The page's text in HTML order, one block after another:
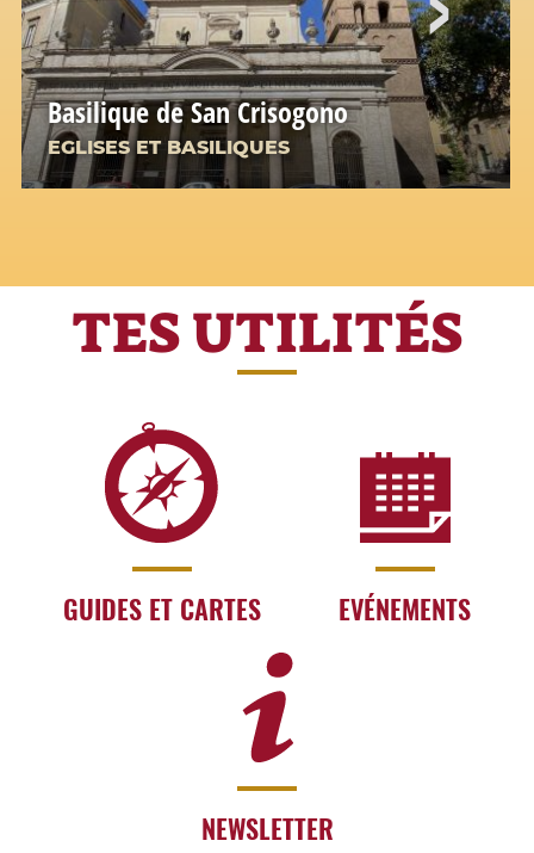
Basilique de San Crisogono
EGLISES ET BASILIQUES
TES UTILITÉS
GUIDES ET CARTES EVÉNEMENTS
NEWSLETTER